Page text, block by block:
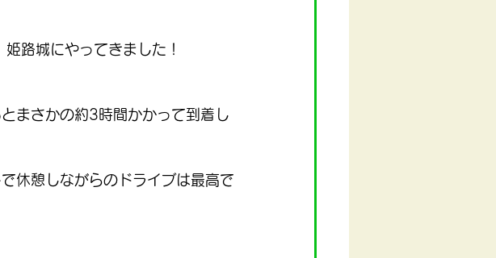
路城にやってきました！
まさかの約3時間かかって到着し
休憩しながらのドライブは最高で